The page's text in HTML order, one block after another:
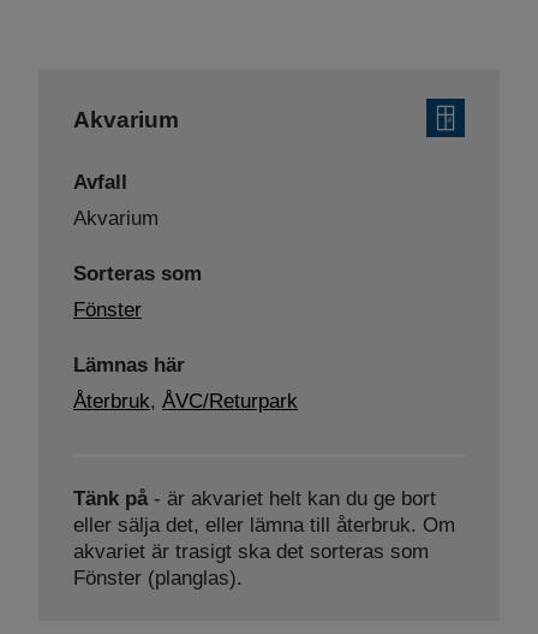
Akvarium
Avfall
Akvarium
Sorteras som
Fönster
Lämnas här
Återbruk, ÅVC/Returpark
Tänk på- är akvariet helt kan du ge bort
eller sälja det, eller lämna till återbruk. Om
akvariet är trasigt ska det sorteras som
Fönster (planglas).